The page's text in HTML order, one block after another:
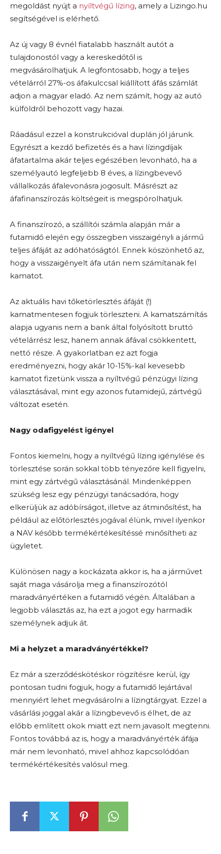
megoldást nyújt a nyíltvégű lízing, amely a Lizingo.hu
segítségével is elérhető.
Az új vagy 8 évnél fiatalabb használt autót a
tulajdonostól vagy a kereskedőtől is
megvásárolhatjuk. A legfontosabb, hogy a teljes
vételárról 27%-os áfakulccsal kiállított áfás számlát
adjon a magyar eladó. Az nem számít, hogy az autó
külföldről behozott vagy hazai.
Ráadásul ezzel a konstrukcióval duplán jól járunk.
Egyrészt a kezdő befizetés és a havi lízingdíjak
áfatartalma akár teljes egészében levonható, ha a
személyautó legfeljebb 8 éves, a lízingbevevő
vállalkozás áfalevonásra jogosult. Másrészt az
áfafinanszírozás költségeit is megspórolhatjuk.
A finanszírozó, a szállítói számla alapján már a
futamidő elején egy összegben visszaigényli a jármű
teljes áfáját az adóhatóságtól. Ennek köszönhető az,
hogy a visszaigényelt áfa után nem számítanak fel
kamatot.
Az aktuális havi tőketörlesztés áfáját (!)
kamatmentesen fogjuk törleszteni. A kamatszámítás
alapja ugyanis nem a bank által folyósított bruttó
vételárrész lesz, hanem annak áfával csökkentett,
nettó része. A gyakorlatban ez azt fogja
eredményezni, hogy akár 10-15%-kal kevesebb
kamatot fizetünk vissza a nyíltvégű pénzügyi lízing
választásával, mint egy azonos futamidejű, zártvégű
változat esetén.
Nagy odafigyelést igényel
Fontos kiemelni, hogy a nyíltvégű lízing igénylése és
törlesztése során sokkal több tényezőre kell figyelni,
mint egy zártvégű választásánál. Mindenképpen
szükség lesz egy pénzügyi tanácsadóra, hogy
elkerüljük az adóbírságot, illetve az átminősítést, ha
például az előtörlesztés jogával élünk, mivel ilyenkor
a NAV később termékértékesítéssé minősítheti az
ügyletet.
Különösen nagy a kockázata akkor is, ha a járművet
saját maga vásárolja meg a finanszírozótól
maradványértéken a futamidő végén. Általában a
legjobb választás az, ha ezt a jogot egy harmadik
személynek adjuk át.
Mi a helyzet a maradványértékkel?
Ez már a szerződéskötéskor rögzítésre kerül, így
pontosan tudni fogjuk, hogy a futamidő lejártával
mennyiért lehet megvásárolni a lízingtárgyat. Ezzel a
vásárlási joggal akár a lízingbevevő is élhet, de az
előbb említett okok miatt ezt nem javasolt megtenni.
Fontos továbbá az is, hogy a maradványérték áfája
már nem levonható, mivel ahhoz kapcsolódóan
termékértékesítés valósul meg.